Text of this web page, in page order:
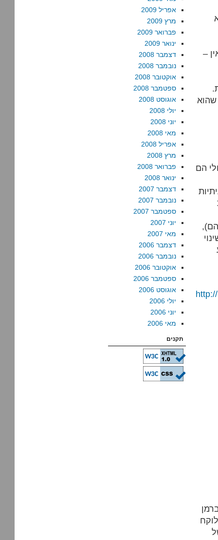
–
שהוא
הם
אפריל 2009
מרץ 2009
פברואר 2009
ינואר 2009
דצמבר 2008
נובמבר 2008
אוקטובר 2008
ספטמבר 2008
אוגוסט 2008
יולי 2008
יוני 2008
מאי 2008
אפריל 2008
מרץ 2008
פברואר 2008
ינואר 2008
דצמבר 2007
נובמבר 2007
ספטמבר 2007
יוני 2007
מאי 2007
דצמבר 2006
נובמבר 2006
אוקטובר 2006
ספטמבר 2006
אוגוסט 2006
יולי 2006
יוני 2006
מאי 2006
תקנים